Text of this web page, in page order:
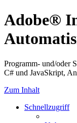
Adobe®
Programm- und/oder
C# und JavaSkript,
Zum Inhalt
Schnellzugriff